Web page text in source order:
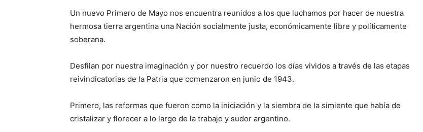
Un nuevo Primero de Mayo nos encuentra reunidos a los que luchamos por hacer de nuestra
hermosa tierra argentina una Nación socialmente justa, económicamente libre y políticamente
soberana.
Desfilan por nuestra imaginación y por nuestro recuerdo los días vividos a través de las etapas
reivindicatorias de la Patria que comenzaron en junio de 1943.
Primero, las reformas que fueron como la iniciación y la siembra de la simiente que había de
cristalizar y florecer a lo largo de la trabajo y sudor argentino.